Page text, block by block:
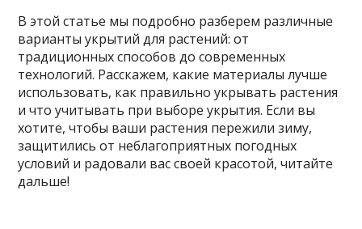
В этой статье мы подробно разберем различные
варианты укрытий для растений: от
традиционных способов до современных
технологий. Расскажем, какие материалы лучше
использовать, как правильно укрывать растения
и что учитывать при выборе укрытия. Если вы
хотите, чтобы ваши растения пережили зиму,
защитились от неблагоприятных погодных
условий и радовали вас своей красотой, читайте
дальше!